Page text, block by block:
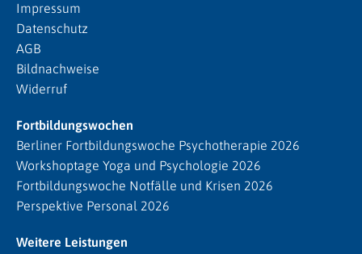
Impressum
Datenschutz
AGB
Bildnachweise
Widerruf
Fortbildungswochen
Berliner Fortbildungswoche Psychotherapie 2026
Workshoptage Yoga und Psychologie 2026
Fortbildungswoche Notfälle und Krisen 2026
Perspektive Personal 2026
Weitere Leistungen